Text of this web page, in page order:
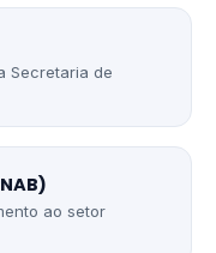
Secretaria de
ao setor